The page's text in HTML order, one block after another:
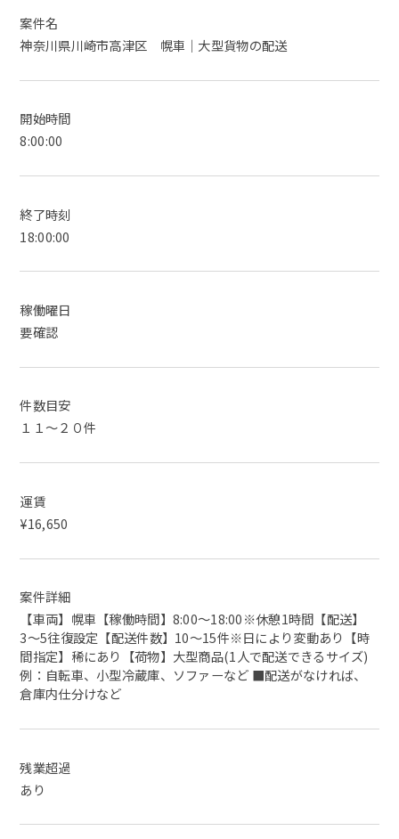
案件名
神奈川県川崎市高津区 幌車｜大型貨物の配送
開始時間
8:00:00
終了時刻
18:00:00
稼働曜日
要確認
件数目安
１１～２０件
運賃
¥16,650
案件詳細
【車両】幌車【稼働時間】8:00〜18:00※休憩1時間【配送】
3〜5往復設定【配送件数】10〜15件※日により変動あり【時
間指定】稀にあり【荷物】大型商品(1人で配送できるサイズ)
例：自転車、小型冷蔵庫、ソファーなど ■配送がなければ、
倉庫内仕分けなど
残業超過
あり